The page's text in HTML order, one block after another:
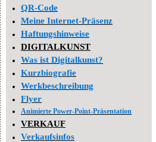
QR-Code
Meine Internet-Präsenz
Haftungshinweise
DIGITALKUNST
Was ist Digitalkunst?
Kurzbiografie
Werkbeschreibung
Flyer
Animierte Power-Point-Präsentation
VERKAUF
Verkaufsinfos